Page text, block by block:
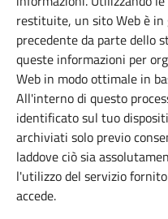
restituite, un sito Web è in
precedente da parte dello
queste informazioni per
Web in modo ottimale in
All'interno di questo
identificato sul tuo
archiviati solo previo
laddove ciò sia
l'utilizzo del servizio
accede.
Torino (TO)